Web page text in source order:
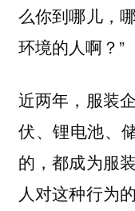
么你到哪儿，
环境的人啊？”
近两年，服装
伏、锂电池、
的，都成为服
人对这种行为